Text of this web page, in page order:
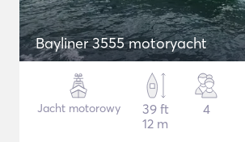
Bayliner 3555 motoryacht
Jacht motorowy
39 ft
12 m
4